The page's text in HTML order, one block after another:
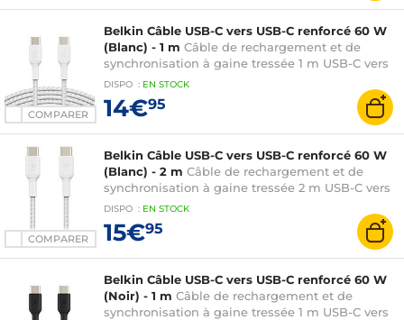
COMPARER
Belkin Câble USB-C vers USB-C renforcé 60 W
(Blanc) - 1 m Câble de rechargement et de
synchronisation à gaine tressée 1 m USB-C vers
USB-C - Blanc
DISPO : EN STOCK
14€95
COMPARER
Belkin Câble USB-C vers USB-C renforcé 60 W
(Blanc) - 2 m Câble de rechargement et de
synchronisation à gaine tressée 2 m USB-C vers
USB-C
DISPO : EN STOCK
15€95
Belkin Câble USB-C vers USB-C renforcé 60 W
(Noir) - 1 m Câble de rechargement et de
synchronisation à gaine tressée 1 m USB-C vers